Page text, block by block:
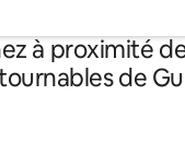
à proximité
de